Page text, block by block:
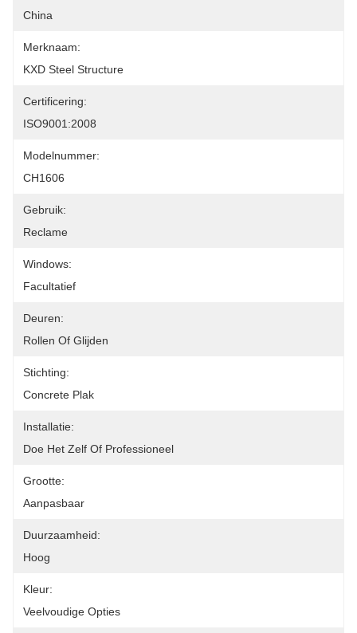
China
Merknaam:
KXD Steel Structure
Certificering:
ISO9001:2008
Modelnummer:
CH1606
Gebruik:
Reclame
Windows:
Facultatief
Deuren:
Rollen Of Glijden
Stichting:
Concrete Plak
Installatie:
Doe Het Zelf Of Professioneel
Grootte:
Aanpasbaar
Duurzaamheid:
Hoog
Kleur:
Veelvoudige Opties